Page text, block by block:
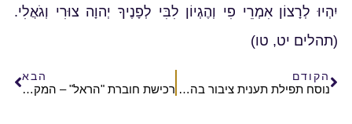
יִהְיוּ לְרָצוֹן אִמְרֵי פִי וְהֶגְיוֹן לִבִּי לְפָנֶיךָ יְהוָה צוּרִי וְגֹאֲלִי.
(תהלים יט, טו)
הקודם
נוסח תפילת תענית ציבור בהר הבית
הבא
רכישת חוברת "הראל" – המקדש בפרשת השבוע